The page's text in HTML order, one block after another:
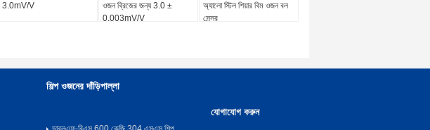
3.0mV/V
ওজন ব্রিজের জন্য 3.0 ±
0.003mV/V
অ্যালো স্টিল শিয়ার বিম ওজন বল
সেন্সর
শিল্প ওজনের দাঁড়িপাল্লা
যোগাযোগ করুন